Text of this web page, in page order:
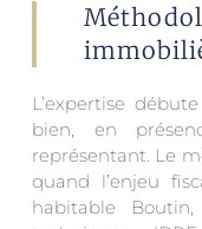
L’expertise
bien, en
représentant. Le
quand l’enjeu
habitable